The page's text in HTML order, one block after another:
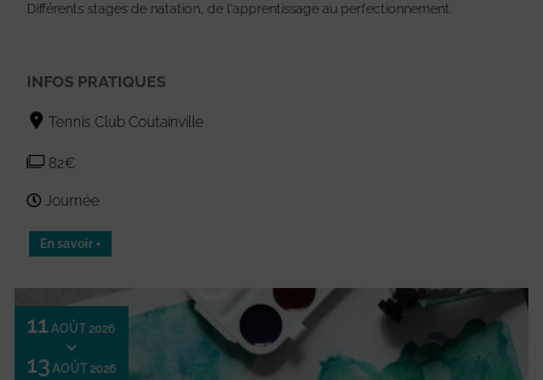
Différents stages de natation, de l'apprentissage au perfectionnement.
INFOS PRATIQUES
Tennis Club Coutainville
82€
Journée
En savoir +
11 AOÛT 2026
13 AOÛT 2026